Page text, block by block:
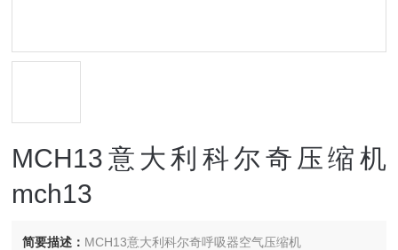
MCH13意大利科尔奇压缩机
mch13
简要描述： MCH13意大利科尔奇呼吸器空气压缩机